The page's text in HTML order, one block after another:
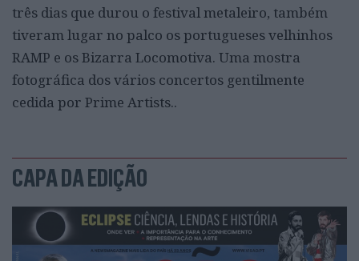
três dias que durou o festival metaleiro, também
tiveram lugar no palco os portugueses velhinhos
RAMP e os Bizarra Locomotiva. Uma mostra
fotográfica dos vários concertos gentilmente
cedida por Prime Artists..
CAPA DA EDIÇÃO